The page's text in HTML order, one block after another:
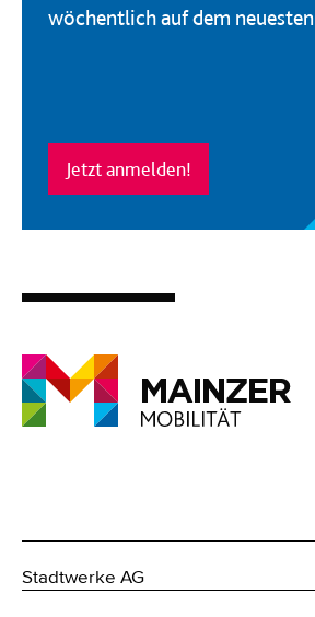
wöchentlich auf dem
Jetzt anmelden!
Stadtwerke AG